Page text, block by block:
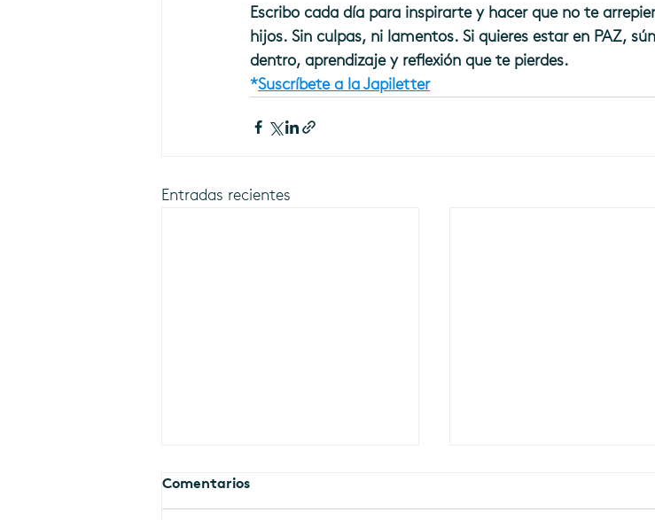
Escribo cada día para inspirarte y hacer que no te
hijos. Sin culpas, ni lamentos. Si quieres estar en PAZ,
dentro, aprendizaje y reflexión que te pierdes.
*Suscríbete a la Japiletter
Entradas recientes
Comentarios